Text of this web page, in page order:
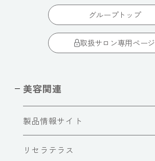
グループトップ
取扱サロン専用ページ
美容関連
製品情報サイト
リセラテラス